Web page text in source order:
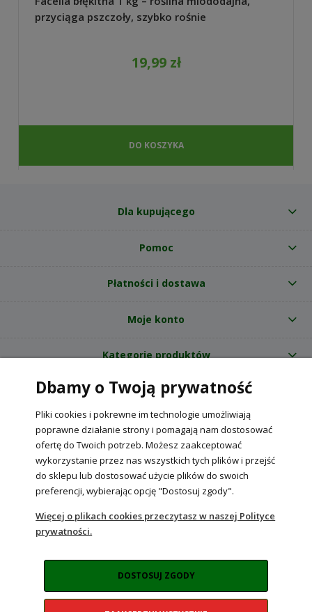
przyciąga pszczoły, szybko rośnie
19,99 zł
DO KOSZYKA
Dla kupującego
Pomoc
Płatności i dostawa
Moje konto
Kategorie produktów
O nas
Internetowy sklep ogrodniczy z nasionami RajOgrodnika.pl
NIP: 6090037061, REGON: 260240470 | Czarnca, ul. Tęczowa 31, 29-100
Włoszczowa
POKAŻ PEŁNĄ WERSJĘ STRONY
Sklep internetowy Shoper Premium
Dbamy o Twoją prywatność
Pliki cookies i pokrewne im technologie umożliwiają
poprawne działanie strony i pomagają nam dostosować
ofertę do Twoich potrzeb. Możesz zaakceptować
wykorzystanie przez nas wszystkich tych plików i przejść
do sklepu lub dostosować użycie plików do swoich
preferencji, wybierając opcję "Dostosuj zgody".
Więcej o plikach cookies przeczytasz w naszej Polityce
prywatności.
DOSTOSUJ ZGODY